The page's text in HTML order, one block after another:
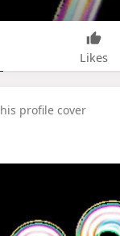
Likes
profile cover